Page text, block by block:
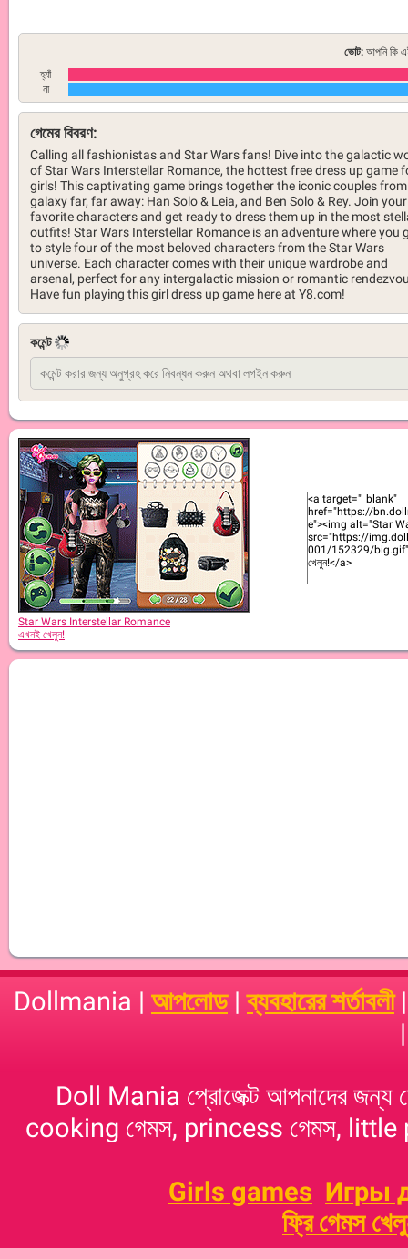
ভোট: আপনি কি
হ্যাঁ
না
গেমের বিবরণ:
Calling all fashionistas and Star Wars fans! Dive into the galactic
of Star Wars Interstellar Romance, the hottest free dress up game
girls! This captivating game brings together the iconic couples
galaxy far, far away: Han Solo & Leia, and Ben Solo & Rey. Join your
favorite characters and get ready to dress them up in the most
outfits! Star Wars Interstellar Romance is an adventure where you
to style four of the most beloved characters from the Star Wars
universe. Each character comes with their unique wardrobe and
arsenal, perfect for any intergalactic mission or romantic
Have fun playing this girl dress up game here at Y8.com!
কমেন্ট
Star Wars Interstellar Romance
এখনই খেলুন!
Dollmania | আপলোড|ব্যবহারের শর্তাবলী
Doll Mania প্রোজেক্ট আপনাদের
cooking গেমস, princess গেমস, little
Girls games Игры
ফ্রি গেমস